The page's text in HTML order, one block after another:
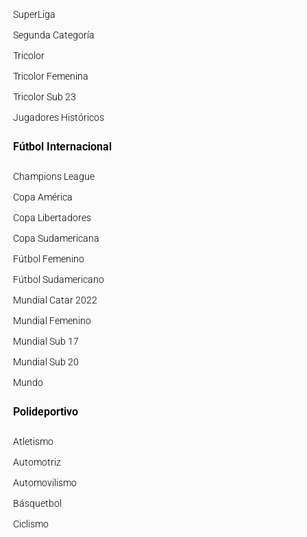
SuperLiga
Segunda Categoría
Tricolor
Tricolor Femenina
Tricolor Sub 23
Jugadores Históricos
Fútbol Internacional
Champions League
Copa América
Copa Libertadores
Copa Sudamericana
Fútbol Femenino
Fútbol Sudamericano
Mundial Catar 2022
Mundial Femenino
Mundial Sub 17
Mundial Sub 20
Mundo
Polideportivo
Atletismo
Automotriz
Automovilismo
Básquetbol
Ciclismo